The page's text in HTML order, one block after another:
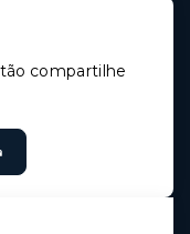
compartilhe